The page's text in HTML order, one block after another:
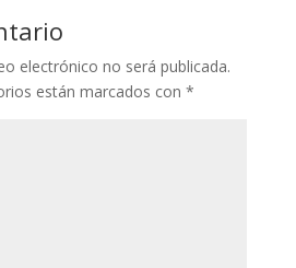
electrónico no será publicada.
están marcados con *